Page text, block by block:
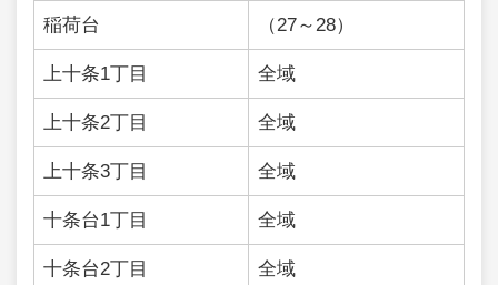
稲荷台 （27～28）
上十条1丁目 全域
上十条2丁目 全域
上十条3丁目 全域
十条台1丁目 全域
十条台2丁目 全域